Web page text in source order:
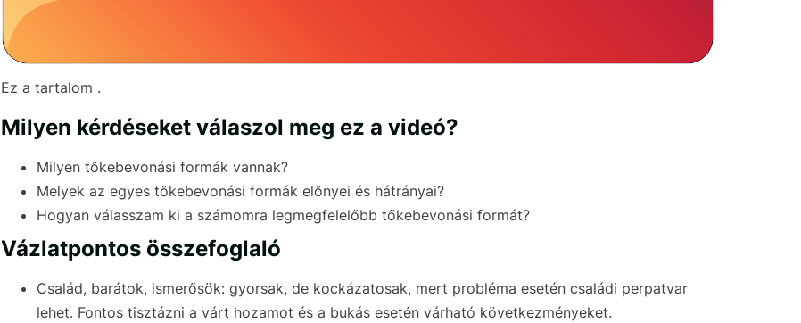
Ez a tartalom .
Milyen kérdéseket válaszol meg ez a videó?
Milyen tőkebevonási formák vannak?
Melyek az egyes tőkebevonási formák előnyei és hátrányai?
Hogyan válasszam ki a számomra legmegfelelőbb tőkebevonási formát?
Vázlatpontos összefoglaló
Család, barátok, ismerősök: gyorsak, de kockázatosak, mert probléma esetén családi perpatvar
lehet. Fontos tisztázni a várt hozamot és a bukás esetén várható következményeket.